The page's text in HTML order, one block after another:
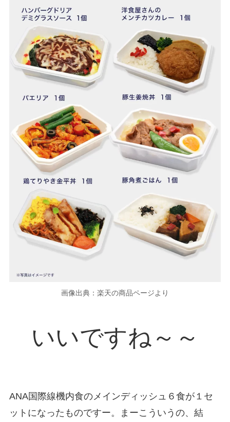
画像出典：楽天の商品ページより
いいですね～～
ANA国際線機内食のメインディッシュ６食が１セ
ットになったものですー。まーこういうの、結